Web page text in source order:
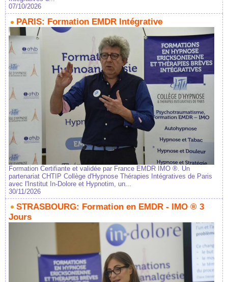
07/10/2026
PARIS: Formation EMDR Intégrative
Formation Certifiante et validée par France EMDR IMO ®. Un
partenariat CHTIP Collège d'Hypnose Thérapies Intégratives de Paris
avec l'Institut In-Dolore et Hypnotim, un...
30/11/2026
STRASBOURG: Formation en EMDR - IMO ® 3
Jours